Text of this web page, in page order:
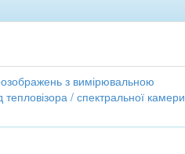
з вимірювальною
/ спектральної камери